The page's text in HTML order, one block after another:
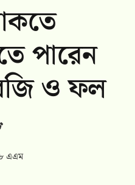
পারেন
ও ফল
এএম